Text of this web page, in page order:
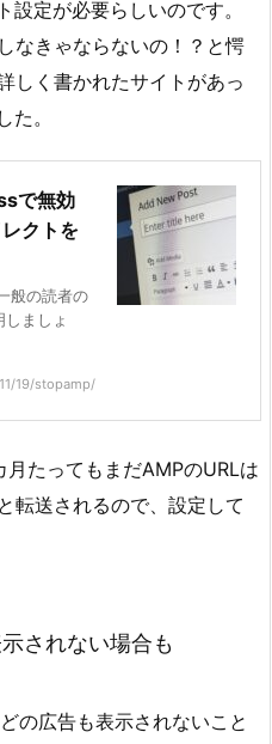
定が必要らしいのです。
なきゃならないの！？と愕
しく書かれたサイトがあっ
。
で無効
クトを
般の読者の
ましょ
19/stopamp/
たってもまだAMPのURLは
転送されるので、設定して
されない場合も
の広告も表示されないこと